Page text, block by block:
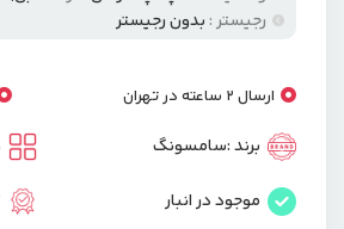
رجیستر : بدون رجیستر
ارسال 2 ساعته در تهران
برند :سامسونگ
موجود در انبار